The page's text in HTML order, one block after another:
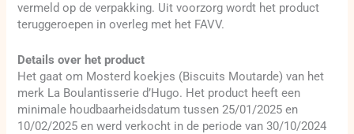
vermeld op de verpakking. Uit voorzorg wordt het product
teruggeroepen in overleg met het FAVV.
Details over het product
Het gaat om Mosterd koekjes (Biscuits Moutarde) van het
merk La Boulantisserie d’Hugo. Het product heeft een
minimale houdbaarheidsdatum tussen 25/01/2025 en
10/02/2025 en werd verkocht in de periode van 30/10/2024